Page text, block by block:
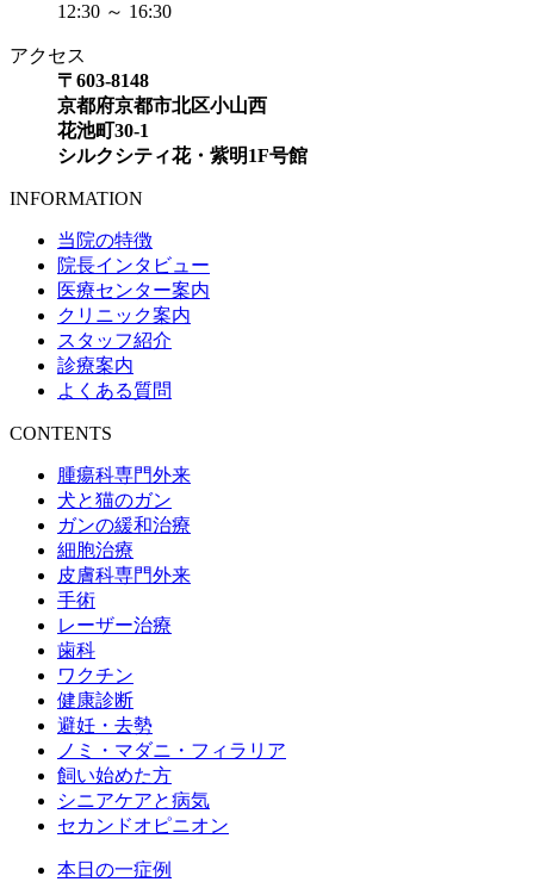
12:30 ～ 16:30
アクセス
〒603-8148
京都府京都市北区小山西
花池町30-1
シルクシティ花・紫明1F号館
INFORMATION
当院の特徴
院長インタビュー
医療センター案内
クリニック案内
スタッフ紹介
診療案内
よくある質問
CONTENTS
腫瘍科専門外来
犬と猫のガン
ガンの緩和治療
細胞治療
皮膚科専門外来
手術
レーザー治療
歯科
ワクチン
健康診断
避妊・去勢
ノミ・マダニ・フィラリア
飼い始めた方
シニアケアと病気
セカンドオピニオン
本日の一症例